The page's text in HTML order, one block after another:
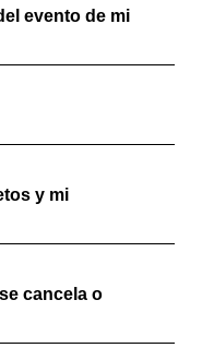
evento de mi
y mi
cancela o